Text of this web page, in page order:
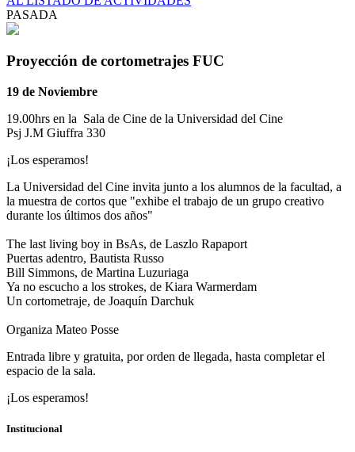
PASADA
Proyección de cortometrajes FUC
19 de Noviembre
19.00hrs en la Sala de Cine de la Universidad del Cine
Psj J.M Giuffra 330
¡Los esperamos!
La Universidad del Cine invita junto a los alumnos de la facultad, a
la muestra de cortos que "exhibe el trabajo de un grupo creativo
durante los últimos dos años"
The last living boy in BsAs, de Laszlo Rapaport
Puertas adentro, Bautista Russo
Bill Simmons, de Martina Luzuriaga
Ya no escucho a los strokes, de Kiara Warmerdam
Un cortometraje, de Joaquín Darchuk
Organiza Mateo Posse
Entrada libre y gratuita, por orden de llegada, hasta completar el
espacio de la sala.
¡Los esperamos!
Institucional